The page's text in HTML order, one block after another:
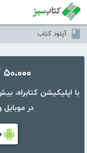
آپلود کتاب
۵۰،۰۰۰ کتاب در موبایل شما
در